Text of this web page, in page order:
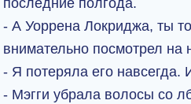
- А Уоррена Локриджа, ты
внимательно посмотрел на
- Я потеряла его
- Мэгги убрала волосы со